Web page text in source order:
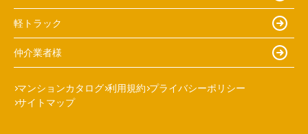
軽トラック
仲介業者様
マンションカタログ 利用規約 プライバシーポリシー
サイトマップ